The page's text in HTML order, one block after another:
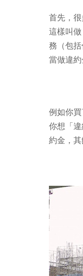
首先，
這樣叫
務（包
當做違約
例如你
你想「
約金，